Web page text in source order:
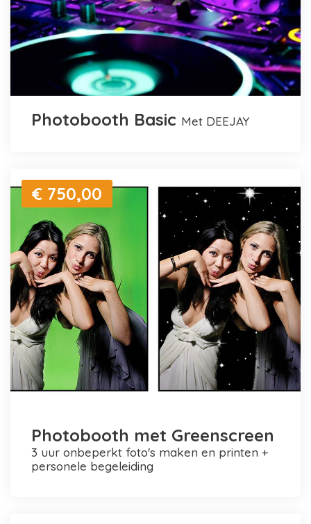
Photobooth Basic met DEEJAY
€ 750,00
Photobooth met Greenscreen
3 uur onbeperkt foto's maken en printen +
personele begeleiding